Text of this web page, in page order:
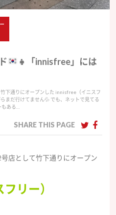
👧
「innisfree」には
下通りにオープンした innisfree（イニスフ
まだ行けてません💦 でも、ネットで見てる
ある…
SHARE THIS PAGE
店として竹下通りにオープン
リー）